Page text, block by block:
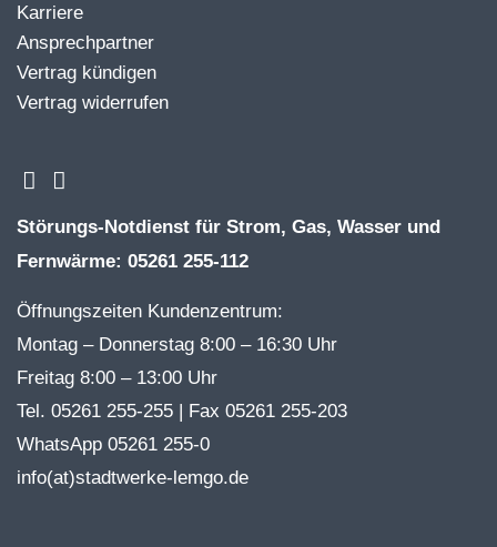
Karriere
Ansprechpartner
Vertrag kündigen
Vertrag widerrufen
Störungs-Notdienst für Strom, Gas, Wasser und
Fernwärme: 05261 255-112
Öffnungszeiten Kundenzentrum:
Montag – Donnerstag 8:00 – 16:30 Uhr
Freitag 8:00 – 13:00 Uhr
Tel. 05261 255-255 | Fax 05261 255-203
WhatsApp 05261 255-0
info(at)stadtwerke-lemgo.de